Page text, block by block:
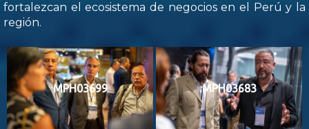
fortalezcan el ecosistema de negocios en el Perú y la
región.
MPH03699 MPH03683